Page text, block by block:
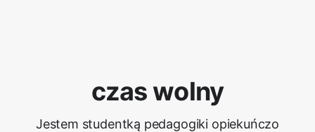
czas wolny
Jestem studentką pedagogiki opiekuńczo